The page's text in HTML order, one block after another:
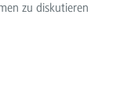
zu diskutieren